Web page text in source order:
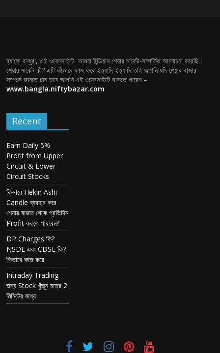
হ্যালো বন্ধুরা, এই ওয়েবসাইটে আমরা ইন্ডিয়ান শেয়ার মার্কেট-সম্পর্কিত আলোচনা করেছি।
শেয়ার মার্কেট কী? এটি কীভাবে কাজ করে ইত্যাদি ইত্যাদি তাই আপনি যদি শেয়ার বাজার
সম্পর্কে জানতে চান তবে আপনি এই ওয়েবসাইটে থাকতে পারেন –
www.bangla.niftybazar.com
Recent
Earn Daily 5%
Profit from Upper
Circuit & Lower
Circuit Stocks
কিভাবে Hekin Ashi
Candle ব্যবহার করে
শেয়ার বাজার থেকে প্রতিদিন
Profit করতে পারবেন?
DP Charges কি?
NSDL এবং CDSL কি?
কিভাবে কাজ করে
Intraday Trading
জন্য Stock খুঁজুন মাত্র 2
মিনিটের মধ্যে